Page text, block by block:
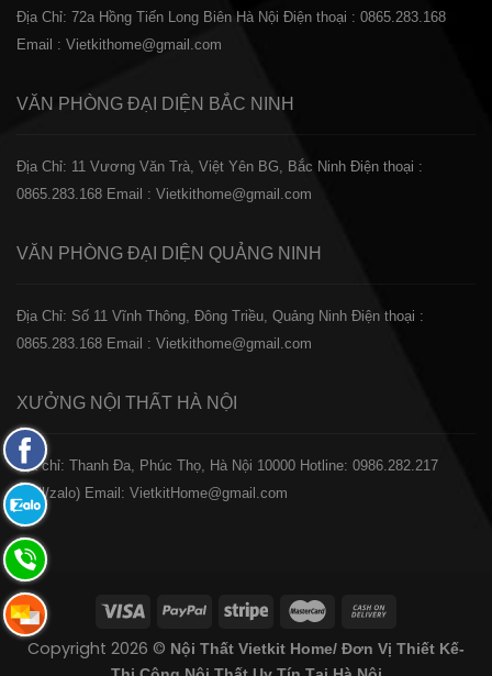
Địa Chỉ: 72a Hồng Tiến Long Biên Hà Nội Điện thoại : 0865.283.168
Email : Vietkithome@gmail.com
VĂN PHÒNG ĐẠI DIỆN BẮC NINH
Địa Chỉ: 11 Vương Văn Trà, Việt Yên BG, Bắc Ninh Điện thoại :
0865.283.168 Email : Vietkithome@gmail.com
VĂN PHÒNG ĐẠI DIỆN QUẢNG NINH
Địa Chỉ: Số 11 Vĩnh Thông, Đông Triều, Quảng Ninh Điện thoại :
0865.283.168 Email : Vietkithome@gmail.com
XƯỞNG NỘI THẤT HÀ NỘI
️Địa chỉ: Thanh Đa, Phúc Thọ, Hà Nội 10000 Hotline: 0986.282.217
(Call/zalo) Email: VietkitHome@gmail.com
Copyright 2026 © Nội Thất Vietkit Home/ Đơn Vị Thiết Kế-
Fanpage
Facebook
Zalo:
0865.283.168
Hotline:
0865.283.168
Hotline:
0865.283.168